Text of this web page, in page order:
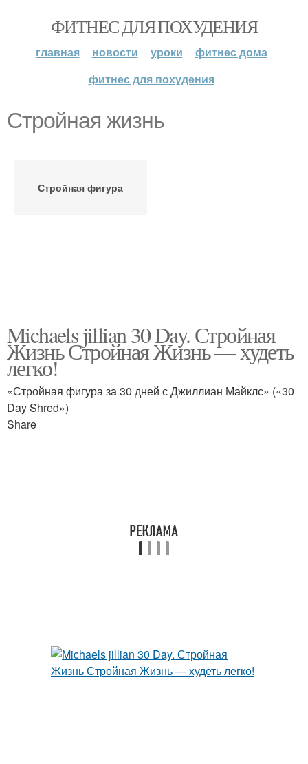
ФИТНЕС ДЛЯ ПОХУДЕНИЯ
главная новости уроки
фитнес дома
фитнес для похудения
Стройная жизнь
Стройная фигура
Michaels jillian 30 Day. Стройная
Жизнь Стройная Жизнь — худеть
легко!
«Стройная фигура за 30 дней с Джиллиан Майклс» («30
Day Shred»)
Share